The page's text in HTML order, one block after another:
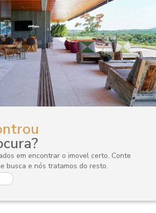
em encontrar o imovel certo. Conte
busca e nós tratamos do resto.